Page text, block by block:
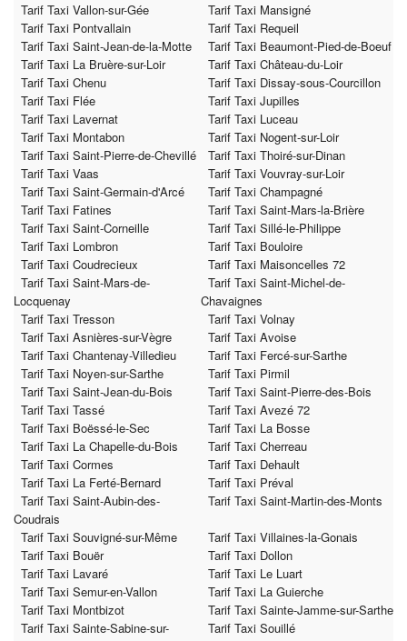
Tarif Taxi Vallon-sur-Gée
Tarif Taxi Mansigné
Tarif Taxi Pontvallain
Tarif Taxi Requeil
Tarif Taxi Saint-Jean-de-la-Motte
Tarif Taxi Beaumont-Pied-de-Boeuf
Tarif Taxi La Bruère-sur-Loir
Tarif Taxi Château-du-Loir
Tarif Taxi Chenu
Tarif Taxi Dissay-sous-Courcillon
Tarif Taxi Flée
Tarif Taxi Jupilles
Tarif Taxi Lavernat
Tarif Taxi Luceau
Tarif Taxi Montabon
Tarif Taxi Nogent-sur-Loir
Tarif Taxi Saint-Pierre-de-Chevillé
Tarif Taxi Thoiré-sur-Dinan
Tarif Taxi Vaas
Tarif Taxi Vouvray-sur-Loir
Tarif Taxi Saint-Germain-d'Arcé
Tarif Taxi Champagné
Tarif Taxi Fatines
Tarif Taxi Saint-Mars-la-Brière
Tarif Taxi Saint-Corneille
Tarif Taxi Sillé-le-Philippe
Tarif Taxi Lombron
Tarif Taxi Bouloire
Tarif Taxi Coudrecieux
Tarif Taxi Maisoncelles 72
Tarif Taxi Saint-Mars-de-
Locquenay
Tarif Taxi Saint-Michel-de-
Chavaignes
Tarif Taxi Tresson
Tarif Taxi Volnay
Tarif Taxi Asnières-sur-Vègre
Tarif Taxi Avoise
Tarif Taxi Chantenay-Villedieu
Tarif Taxi Fercé-sur-Sarthe
Tarif Taxi Noyen-sur-Sarthe
Tarif Taxi Pirmil
Tarif Taxi Saint-Jean-du-Bois
Tarif Taxi Saint-Pierre-des-Bois
Tarif Taxi Tassé
Tarif Taxi Avezé 72
Tarif Taxi Boëssé-le-Sec
Tarif Taxi La Bosse
Tarif Taxi La Chapelle-du-Bois
Tarif Taxi Cherreau
Tarif Taxi Cormes
Tarif Taxi Dehault
Tarif Taxi La Ferté-Bernard
Tarif Taxi Préval
Tarif Taxi Saint-Aubin-des-
Coudrais
Tarif Taxi Saint-Martin-des-Monts
Tarif Taxi Souvigné-sur-Même
Tarif Taxi Villaines-la-Gonais
Tarif Taxi Bouër
Tarif Taxi Dollon
Tarif Taxi Lavaré
Tarif Taxi Le Luart
Tarif Taxi Semur-en-Vallon
Tarif Taxi La Guierche
Tarif Taxi Montbizot
Tarif Taxi Sainte-Jamme-sur-Sarthe
Tarif Taxi Sainte-Sabine-sur-
Tarif Taxi Souillé